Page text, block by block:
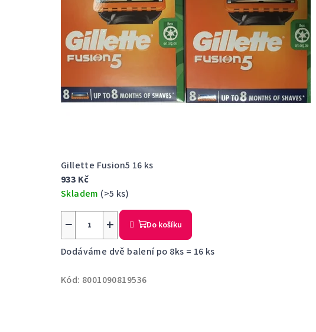
o
d
ě
Gillette Fusion5 16 ks
933 Kč
Skladem (>5 ks)
+
− Do košíku
Dodáváme dvě balení po 8ks = 16 ks
Kód: 8001090819536